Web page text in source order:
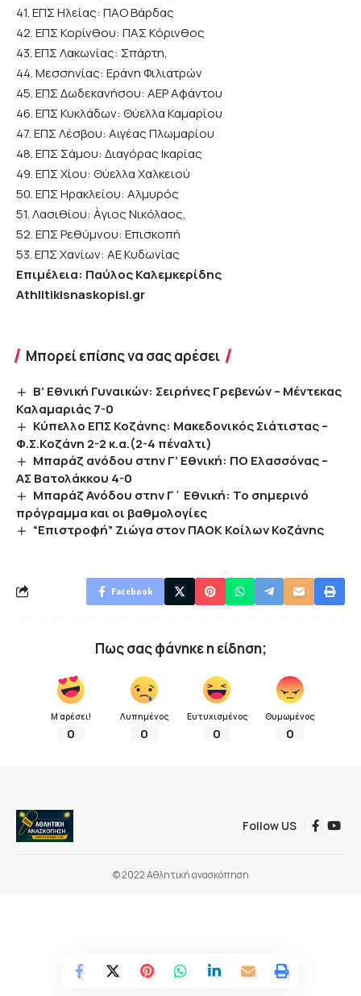
41. ΕΠΣ Ηλείας: ΠΑΟ Βάρδας
42. ΕΠΣ Κορίνθου: ΠΑΣ Κόρινθος
43. ΕΠΣ Λακωνίας: Σπάρτη,
44. Μεσσηνίας: Εράνη Φιλιατρών
45. ΕΠΣ Δωδεκανήσου: ΑΕΡ Αφάντου
46. ΕΠΣ Κυκλάδων: Θύελλα Καμαρίου
47. ΕΠΣ Λέσβου: Αιγέας Πλωμαρίου
48. ΕΠΣ Σάμου: Διαγόρας Ικαρίας
49. ΕΠΣ Χίου: Θύελλα Χαλκειού
50. ΕΠΣ Ηρακλείου: Αλμυρός
51. Λασιθίου: Àγιος Νικόλαος,
52. ΕΠΣ Ρεθύμνου: Επισκοπή
53. ΕΠΣ Χανίων: ΑΕ Κυδωνίας
Επιμέλεια: Παύλος Καλεμκερίδης
Athlitikisnaskopisi.gr
Μπορεί επίσης να σας αρέσει
Β’ Εθνική Γυναικών: Σειρήνες Γρεβενών – Μέντεκας
Καλαμαριάς 7-0
Κύπελλο ΕΠΣ Κοζάνης: Μακεδονικός Σιάτιστας –
Φ.Σ.Κοζάνη 2-2 κ.α.(2-4 πέναλτι)
Μπαράζ ανόδου στην Γ’ Εθνική: ΠΟ Ελασσόνας –
ΑΣ Βατολάκκου 4-0
Μπαράζ Ανόδου στην Γ΄ Εθνική: Το σημερινό
πρόγραμμα και οι βαθμολογίες
“Επιστροφή” Ζιώγα στον ΠΑΟΚ Κοίλων Κοζάνης
Facebook
Πως σας φάνηκε η είδηση;
Μ αρέσει!
0
Λυπημένος
0
Ευτυχισμένος
0
Θυμωμένος
0
Follow US
© 2022 Αθλητική ανασκόπηση